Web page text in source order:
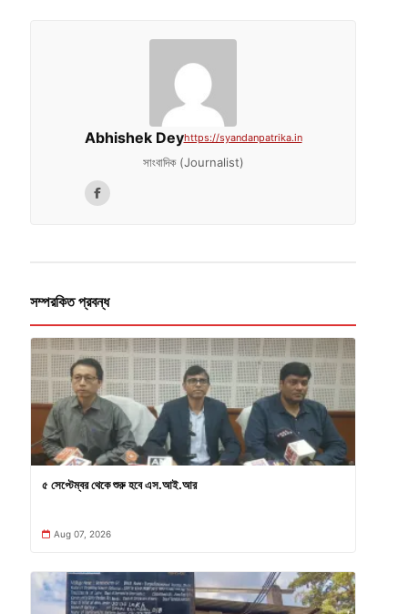
Abhishek Deyhttps://syandanpatrika.in
সাংবাদিক (Journalist)
সম্পরকিত প্রবন্ধ
৫ সেপ্টেম্বর থেকে শুরু হবে এস.আই.আর
Aug 07, 2026